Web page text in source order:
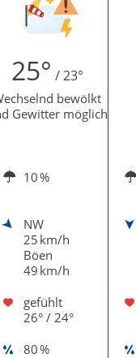
25° / 23°
bewölkt
Gewitter möglich
10 %
NW
25 km/h
Böen
49 km/h
gefühlt
26° / 24°
80 %